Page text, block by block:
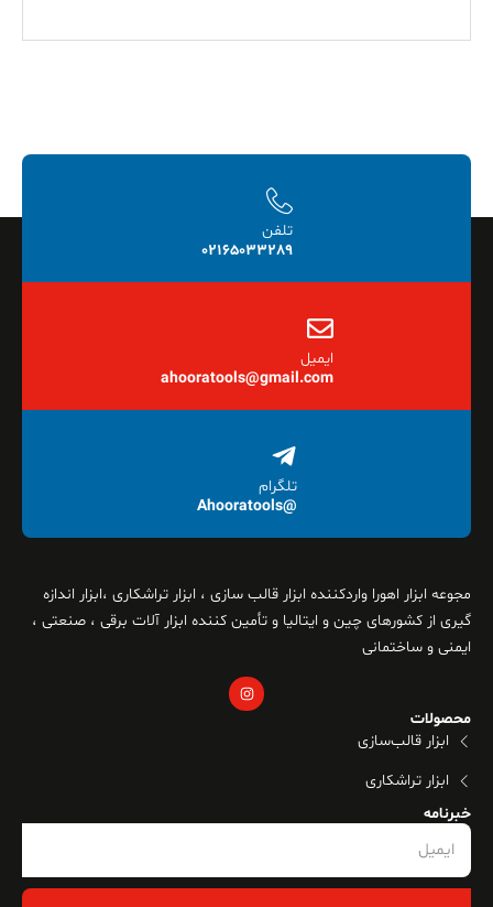
تلفن
02165033289
ایمیل
ahooratools@gmail.com
تلگرام
@Ahooratools
مجوعه ابزار اهورا واردکننده ابزار قالب سازی ، ابزار تراشکاری ،ابزار اندازه
گیری از کشورهای چین و ایتالیا و تأمین کننده ابزار آلات برقی ، صنعتی ،
ایمنی و ساختمانی
محصولات
ابزار قالب‌سازی
ابزار تراشکاری
خبرنامه